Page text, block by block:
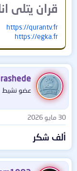
قران يتلى
https://qurantv.fr
https://egka.fr
عضو نشيط
30 مايو 2026
ألف شكر